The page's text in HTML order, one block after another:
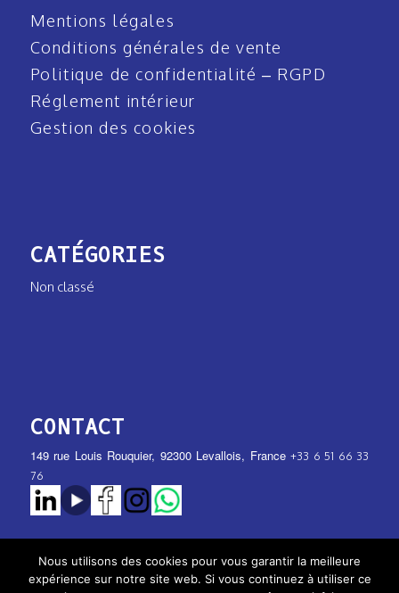
Mentions légales
Conditions générales de vente
Politique de confidentialité – RGPD
Réglement intérieur
Gestion des cookies
CATÉGORIES
Non classé
CONTACT
149 rue Louis Rouquier, 92300 Levallois, France+33 6 51 66 33
76
Nous utilisons des cookies pour vous garantir la meilleure
expérience sur notre site web. Si vous continuez à utiliser ce